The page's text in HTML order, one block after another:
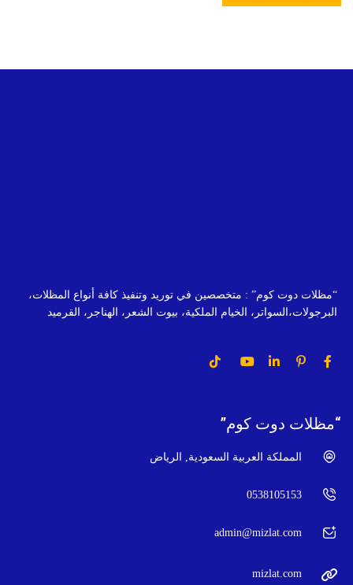
“مظلات دوت كوم” : متخصصين في توريد وتنفيذ كافة أنواع المظلات،
البرجولات،السواتر، الخيام الملكية، بيوت الشعر، الهناجر، القرميد
“مظلات دوت كوم”
المملكة العربية السعودية, الرياض
0538105153
admin@mizlat.com
mizlat.com